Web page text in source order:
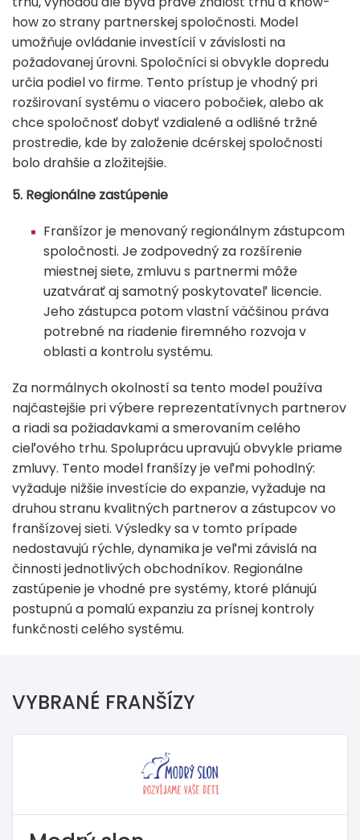
how zo strany partnerskej spoločnosti. Model
umožňuje ovládanie investícií v závislosti na
požadovanej úrovni. Spoločníci si obvykle dopredu
určia podiel vo firme. Tento prístup je vhodný pri
rozširovaní systému o viacero pobočiek, alebo ak
chce spoločnosť dobyť vzdialené a odlišné tržné
prostredie, kde by založenie dcérskej spoločnosti
bolo drahšie a zložitejšie.
5. Regionálne zastúpenie
Franšízor je menovaný regionálnym zástupcom
spoločnosti. Je zodpovedný za rozšírenie
miestnej siete, zmluvu s partnermi môže
uzatvárať aj samotný poskytovateľ licencie.
Jeho zástupca potom vlastní väčšinou práva
potrebné na riadenie firemného rozvoja v
oblasti a kontrolu systému.
Za normálnych okolností sa tento model používa
najčastejšie pri výbere reprezentatívnych partnerov
a riadi sa požiadavkami a smerovaním celého
cieľového trhu. Spoluprácu upravujú obvykle priame
zmluvy. Tento model franšízy je veľmi pohodlný:
vyžaduje nižšie investície do expanzie, vyžaduje na
druhou stranu kvalitných partnerov a zástupcov vo
franšízovej sieti. Výsledky sa v tomto prípade
nedostavujú rýchle, dynamika je veľmi závislá na
činnosti jednotlivých obchodníkov. Regionálne
zastúpenie je vhodné pre systémy, ktoré plánujú
postupnú a pomalú expanziu za prísnej kontroly
funkčnosti celého systému.
VYBRANÉ FRANŠÍZY